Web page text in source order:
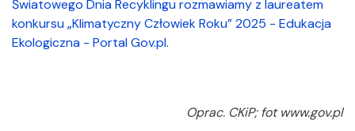
Światowego Dnia Recyklingu rozmawiamy z laureatem
konkursu „Klimatyczny Człowiek Roku” 2025 - Edukacja
Ekologiczna - Portal Gov.pl.
Oprac. CKiP; fot www.gov.pl